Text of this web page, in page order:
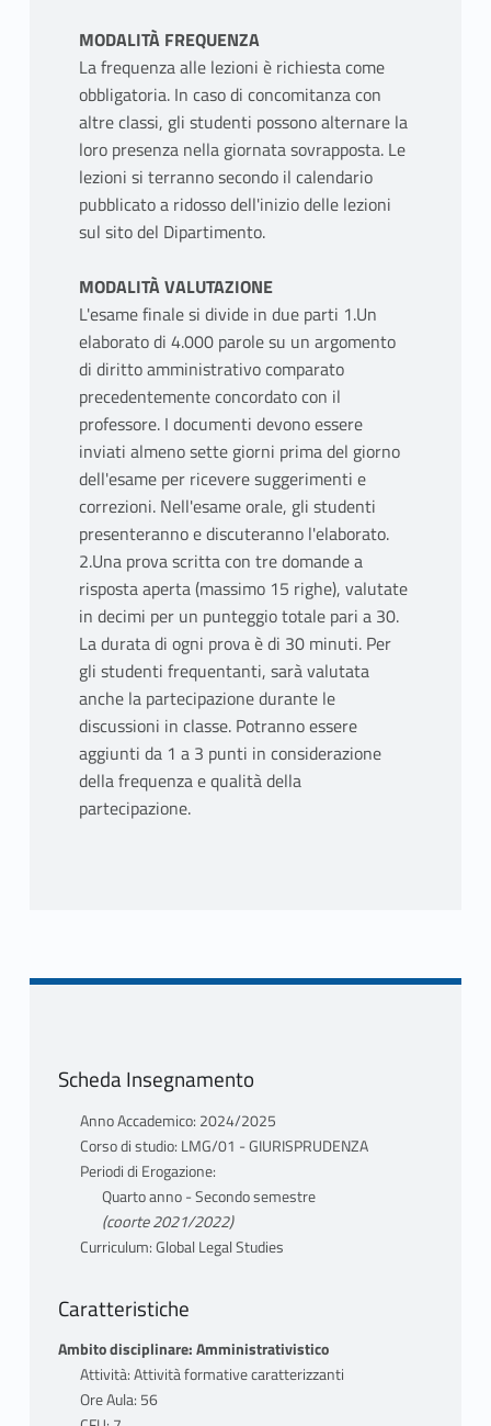
MODALITÀ FREQUENZA
La frequenza alle lezioni è richiesta come
obbligatoria. In caso di concomitanza con
altre classi, gli studenti possono alternare la
loro presenza nella giornata sovrapposta. Le
lezioni si terranno secondo il calendario
pubblicato a ridosso dell'inizio delle lezioni
sul sito del Dipartimento.
MODALITÀ VALUTAZIONE
L'esame finale si divide in due parti 1.Un
elaborato di 4.000 parole su un argomento
di diritto amministrativo comparato
precedentemente concordato con il
professore. I documenti devono essere
inviati almeno sette giorni prima del giorno
dell'esame per ricevere suggerimenti e
correzioni. Nell'esame orale, gli studenti
presenteranno e discuteranno l'elaborato.
2.Una prova scritta con tre domande a
risposta aperta (massimo 15 righe), valutate
in decimi per un punteggio totale pari a 30.
La durata di ogni prova è di 30 minuti. Per
gli studenti frequentanti, sarà valutata
anche la partecipazione durante le
discussioni in classe. Potranno essere
aggiunti da 1 a 3 punti in considerazione
della frequenza e qualità della
partecipazione.
Scheda Insegnamento
Anno Accademico: 2024/2025
Corso di studio: LMG/01 - GIURISPRUDENZA
Periodi di Erogazione:
Quarto anno - Secondo semestre
(coorte 2021/2022)
Curriculum: Global Legal Studies
Caratteristiche
Ambito disciplinare: Amministrativistico
Attività: Attività formative caratterizzanti
Ore Aula: 56